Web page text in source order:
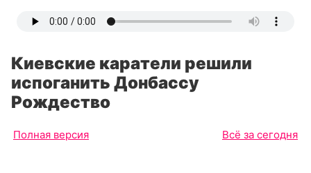
Киевские каратели решили
испоганить Донбассу
Рождество
Полная версия Всё за сегодня